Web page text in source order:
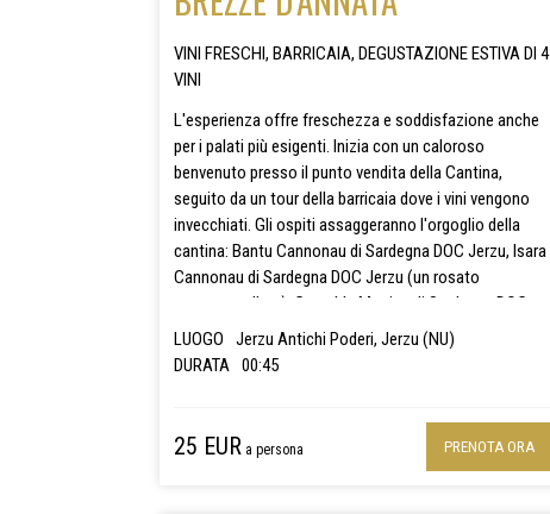
VINI FRESCHI, BARRICAIA, DEGUSTAZIONE ESTIVA DI 4
VINI
L'esperienza offre freschezza e soddisfazione anche
per i palati più esigenti. Inizia con un caloroso
benvenuto presso il punto vendita della Cantina,
seguito da un tour della barricaia dove i vini vengono
invecchiati. Gli ospiti assaggeranno l'orgoglio della
cantina: Bantu Cannonau di Sardegna DOC Jerzu, Isara
Cannonau di Sardegna DOC Jerzu (un rosato
monoparcellare), Camalda Monica di Sardegna DOC e
Telavè Vermentino di Sardegna DOC. Questi quattro vini
d'annata sono ricchi di freschezza e profumi.
LUOGO
Jerzu Antichi Poderi, Jerzu (NU)
DURATA 00:45
25 EUR a persona PRENOTA ORA